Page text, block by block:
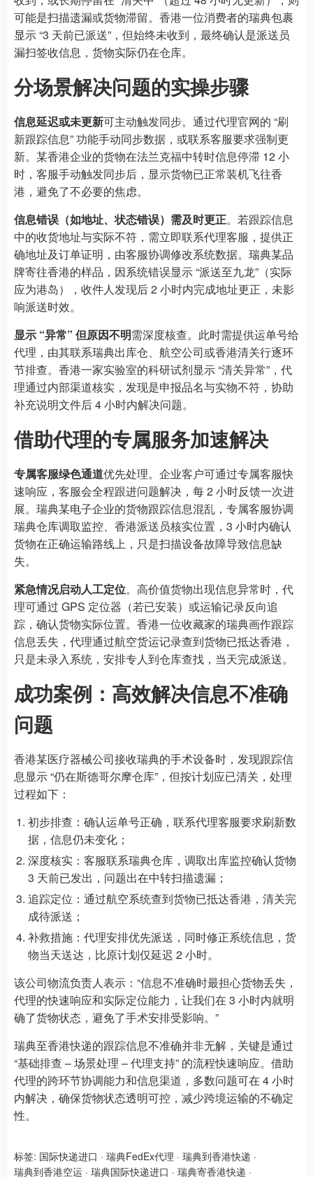
可能是扫描遗漏或货物滞留。香港一位消费者的瑞典包裹
显示 “3 天前已派送”，但始终未收到，最终确认是派送员
漏扫签收信息，货物实际仍在仓库。
分场景解决问题的实操步骤
信息延迟或未更新可主动触发同步。通过代理官网的 “刷
新跟踪信息” 功能手动同步数据，或联系客服要求强制更
新。某香港企业的货物在法兰克福中转时信息停滞 12 小
时，客服手动触发同步后，显示货物已正常装机飞往香
港，避免了不必要的焦虑。
信息错误（如地址、状态错误）需及时更正。若跟踪信息
中的收货地址与实际不符，需立即联系代理客服，提供正
确地址及订单证明，由客服协调修改系统数据。瑞典某品
牌寄往香港的样品，因系统错误显示 “派送至九龙”（实际
应为港岛），收件人发现后 2 小时内完成地址更正，未影
响派送时效。
显示 “异常” 但原因不明需深度核查。此时需提供运单号给
代理，由其联系瑞典出库仓、航空公司或香港清关行逐环
节排查。香港一家实验室的科研试剂显示 “清关异常”，代
理通过内部渠道核实，发现是申报品名与实物不符，协助
补充说明文件后 4 小时内解决问题。
借助代理的专属服务加速解决
专属客服绿色通道优先处理。企业客户可通过专属客服快
速响应，客服会全程跟进问题解决，每 2 小时反馈一次进
展。瑞典某电子企业的货物跟踪信息混乱，专属客服协调
瑞典仓库调取监控、香港派送员核实位置，3 小时内确认
货物在正确运输路线上，只是扫描设备故障导致信息缺
失。
紧急情况启动人工定位。高价值货物出现信息异常时，代
理可通过 GPS 定位器（若已安装）或运输记录反向追
踪，确认货物实际位置。香港一位收藏家的瑞典画作跟踪
信息丢失，代理通过航空货运记录查到货物已抵达香港，
只是未录入系统，安排专人到仓库查找，当天完成派送。
成功案例：高效解决信息不准确
问题
香港某医疗器械公司接收瑞典的手术设备时，发现跟踪信
息显示 “仍在斯德哥尔摩仓库”，但按计划应已清关，处理
过程如下：
初步排查：确认运单号正确，联系代理客服要求刷新数
据，信息仍未变化；
深度核实：客服联系瑞典仓库，调取出库监控确认货物
3 天前已发出，问题出在中转扫描遗漏；
追踪定位：通过航空系统查到货物已抵达香港，清关完
成待派送；
补救措施：代理安排优先派送，同时修正系统信息，货
物当天送达，比原计划仅延迟 2 小时。
该公司物流负责人表示：“信息不准确时最担心货物丢失，
代理的快速响应和实际定位能力，让我们在 3 小时内就明
确了货物状态，避免了手术安排受影响。”
瑞典至香港快递的跟踪信息不准确并非无解，关键是通过
“基础排查 – 场景处理 – 代理支持” 的流程快速响应。借助
代理的跨环节协调能力和信息渠道，多数问题可在 4 小时
内解决，确保货物状态透明可控，减少跨境运输的不确定
性。
标签: 国际快递进口 · 瑞典FedEx代理 · 瑞典到香港快递 ·
瑞典到香港空运 · 瑞典国际快递进口 · 瑞典寄香港快递 ·